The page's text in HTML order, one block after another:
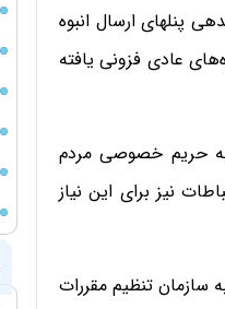
پنلهای ارسال انبوه
عادی فزونی یافته
به حریم خصوصی مردم
نیز برای این نیاز
سازمان تنظیم مقررات